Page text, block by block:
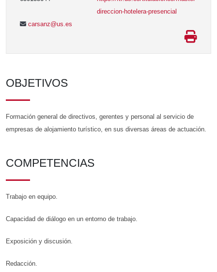
direccion-hotelera-presencial
carsanz@us.es
OBJETIVOS
Formación general de directivos, gerentes y personal al servicio de
empresas de alojamiento turístico, en sus diversas áreas de actuación.
COMPETENCIAS
Trabajo en equipo.
Capacidad de diálogo en un entorno de trabajo.
Exposición y discusión.
Redacción.